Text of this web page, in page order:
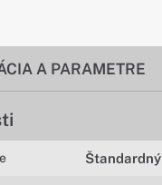
A PARAMETRE
Štandardný